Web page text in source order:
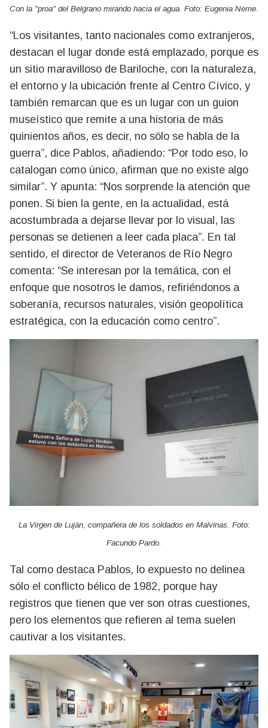
Con la "proa" del Belgrano mirando hacia el agua. Foto: Eugenia Neme.
“Los visitantes, tanto nacionales como extranjeros,
destacan el lugar donde está emplazado, porque es
un sitio maravilloso de Bariloche, con la naturaleza,
el entorno y la ubicación frente al Centro Cívico, y
también remarcan que es un lugar con un guion
museístico que remite a una historia de más
quinientos años, es decir, no sólo se habla de la
guerra”, dice Pablos, añadiendo: “Por todo eso, lo
catalogan como único, afirman que no existe algo
similar”. Y apunta: “Nos sorprende la atención que
ponen. Si bien la gente, en la actualidad, está
acostumbrada a dejarse llevar por lo visual, las
personas se detienen a leer cada placa”. En tal
sentido, el director de Veteranos de Río Negro
comenta: “Se interesan por la temática, con el
enfoque que nosotros le damos, refiriéndonos a
soberanía, recursos naturales, visión geopolítica
estratégica, con la educación como centro”.
La Virgen de Luján, compañera de los soldados en Malvinas. Foto:
Facundo Pardo.
Tal como destaca Pablos, lo expuesto no delinea
sólo el conflicto bélico de 1982, porque hay
registros que tienen que ver son otras cuestiones,
pero los elementos que refieren al tema suelen
cautivar a los visitantes.